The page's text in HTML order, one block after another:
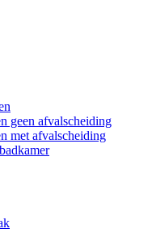
geen afvalscheiding
met afvalscheiding